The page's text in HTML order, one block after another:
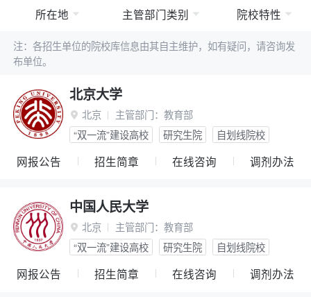
所在地 主管部门类别 院校特性
注：各招生单位的院校库信息由其自主维护，如有疑问，请咨询发
布单位。
北京大学
 北京 主管部门： 教育部
“双一流”建设高校
研究生院 自划线院校
网报公告 招生简章 在线咨询 调剂办法
中国人民大学
 北京 主管部门： 教育部
“双一流”建设高校
研究生院 自划线院校
网报公告 招生简章 在线咨询 调剂办法